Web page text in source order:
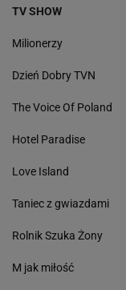
TV SHOW
Milionerzy
Dzień Dobry TVN
The Voice Of Poland
Hotel Paradise
Love Island
Taniec z gwiazdami
Rolnik Szuka Żony
M jak miłość